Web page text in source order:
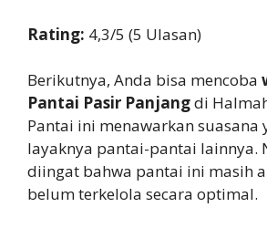
Rating: 4,3/5 (5 Ulasan)
Berikutnya, Anda bisa mencoba
Pantai Pasir Panjangdi
Pantai ini menawarkan suasana
layaknya pantai-pantai lainnya.
diingat bahwa pantai ini masih
belum terkelola secara optimal.